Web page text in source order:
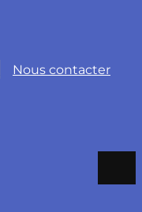
Nous contacter